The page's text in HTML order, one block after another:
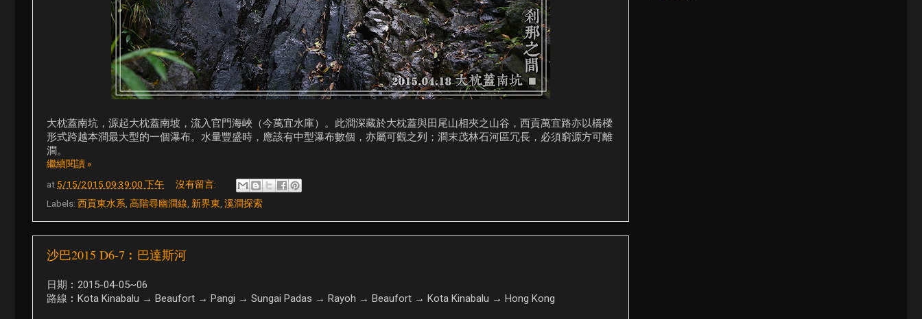
大枕蓋南坑，源起大枕蓋南坡，流入官門海峽（今萬宜水庫）。此澗深藏於大枕蓋與田尾山相夾之山谷，西貢萬宜路亦以橋樑
形式跨越本澗最大型的一個瀑布。水量豐盛時，應該有中型瀑布數個，亦屬可觀之列；澗末茂林石河區冗長，必須窮源方可離
澗。
繼續閱讀 »
at 5/15/2015 09:39:00 下午
沒有留言:
Labels: 西貢東水系, 高階尋幽澗線, 新界東, 溪澗探索
沙巴2015 D6-7︰巴達斯河
日期︰2015-04-05~06
路線︰Kota Kinabalu → Beaufort → Pangi → Sungai Padas → Rayoh → Beaufort → Kota Kinabalu → Hong Kong